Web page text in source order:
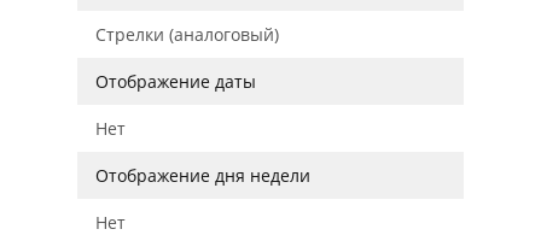
Стрелки (аналоговый)
Отображение даты
Нет
Отображение дня недели
Нет